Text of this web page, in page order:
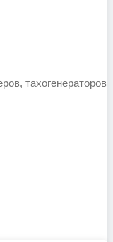
тахогенераторов